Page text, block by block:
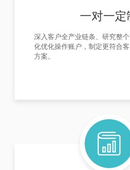
一对一定
深入客户全产业链条、研究整
化优化操作账户，制定更符合
方案。